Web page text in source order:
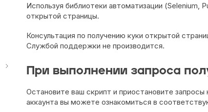
Используя библиотеки автоматизации (Selenium,
открытой страницы.
Консультация по получению куки открытой
Службой поддержки не производится.
При выполнении запроса
Остановите ваш скрипт и приостановите
аккаунта вы можете ознакомиться в